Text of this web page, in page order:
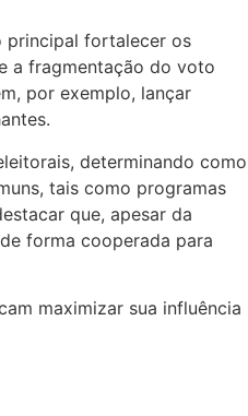
principal fortalecer os
a fragmentação do voto
por exemplo, lançar
determinando como
tais como programas
que, apesar da
forma cooperada para
maximizar sua influência